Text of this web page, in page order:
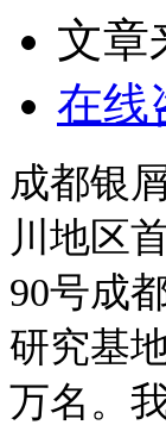
文章
在线
成都银
川地区
90号成
研究基
万名。